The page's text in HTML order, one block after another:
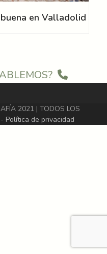
en Valladolid
2021 | TODOS LOS
Política de privacidad